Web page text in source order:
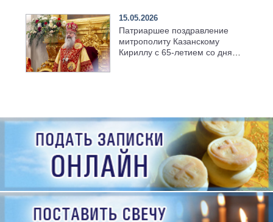
15.05.2026
Патриаршее поздравление
митрополиту Казанскому
Кириллу с 65-летием со дня